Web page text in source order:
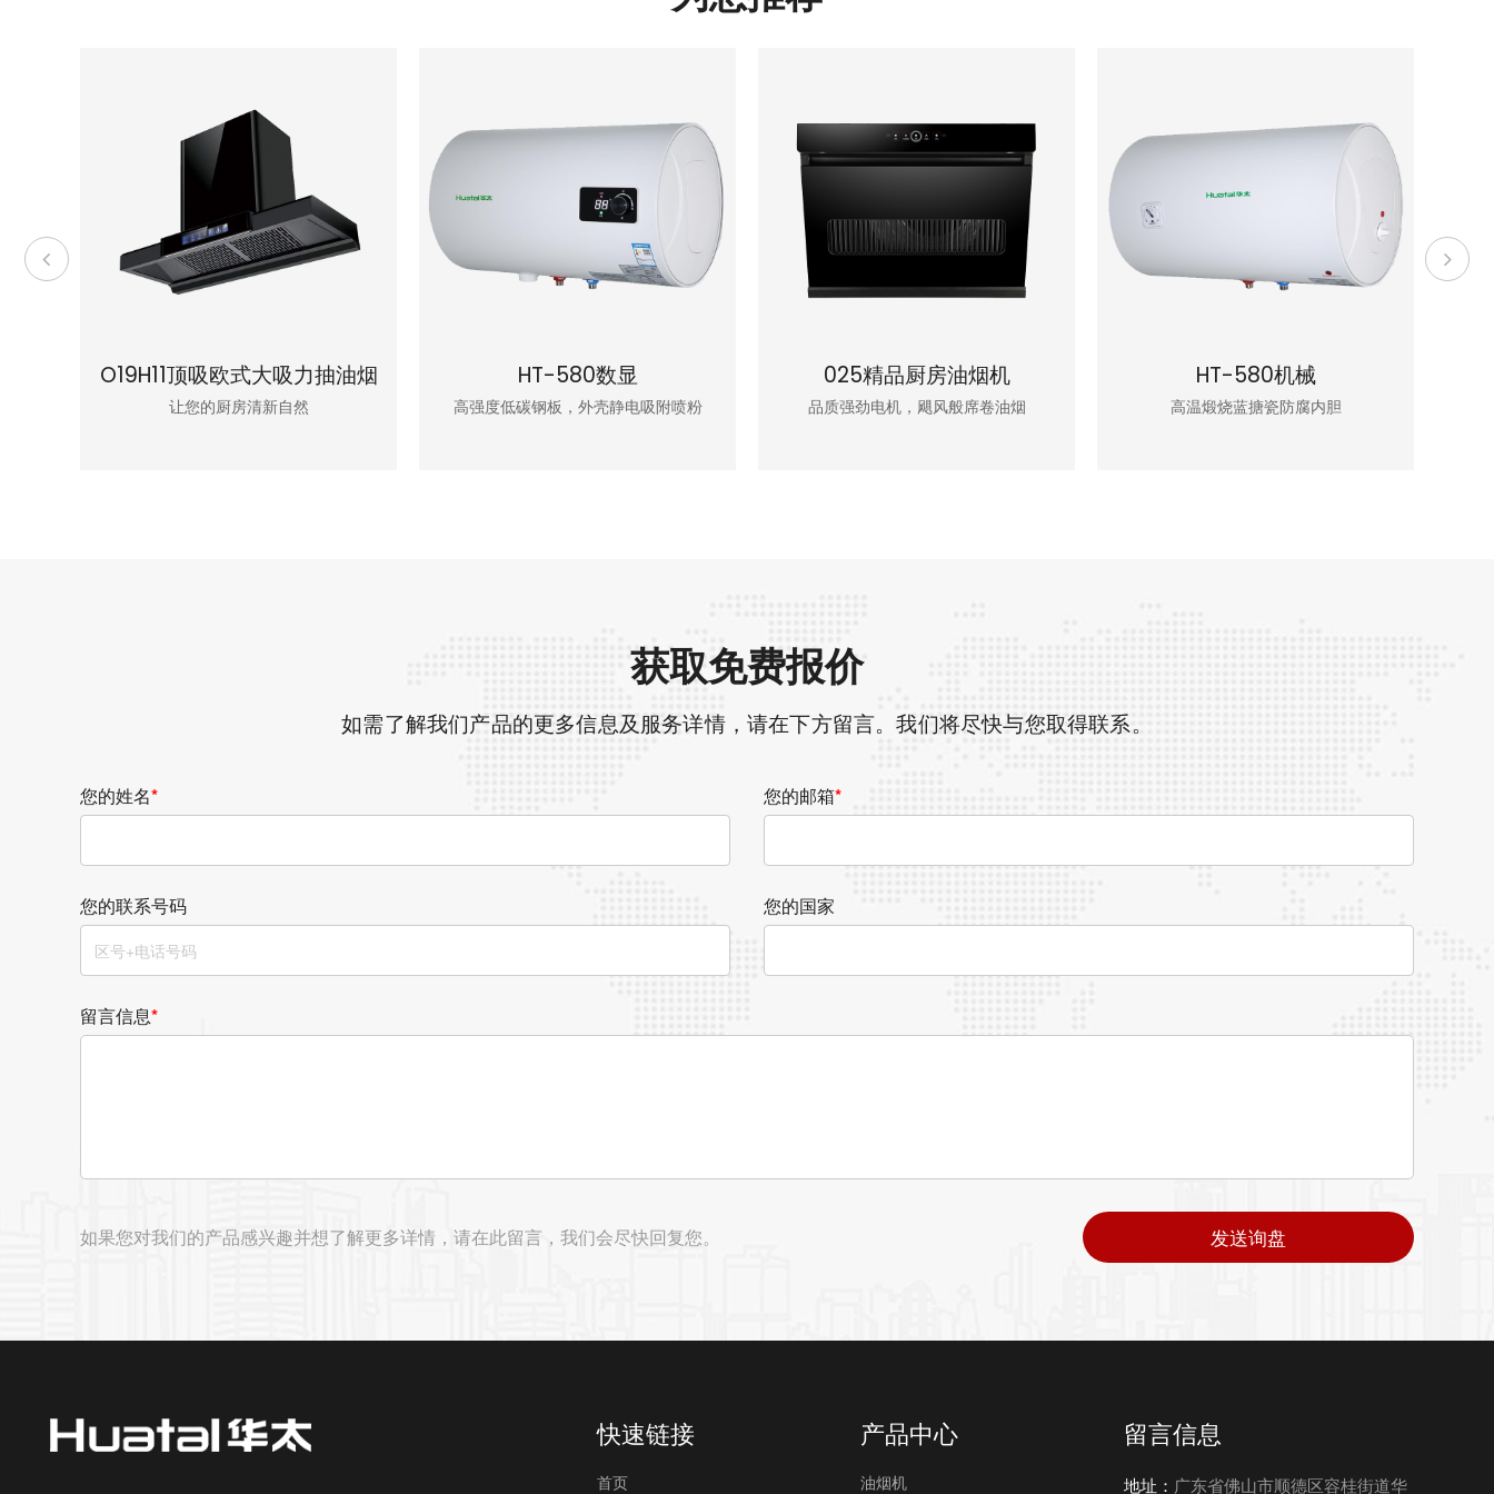
O19H11顶吸欧式大吸力抽油烟
机
让您的厨房清新自然
HT-580数显
高强度低碳钢板，外壳静电吸附喷粉
025精品厨房油烟机
品质强劲电机，飓风般席卷油烟
HT-580机械
高温煅烧蓝搪瓷防腐内胆
获取免费报价
如需了解我们产品的更多信息及服务详情，请在下方留言。我们将尽快与您取得联系。
您的姓名* 您的邮箱*
您的联系号码 您的国家
留言信息*
如果您对我们的产品感兴趣并想了解更多详情，请在此留言，我们会尽快回复您。 发送询盘
快速链接
首页
产品中心
油烟机
留言信息
地址： 广东省佛山市顺德区容桂街道华